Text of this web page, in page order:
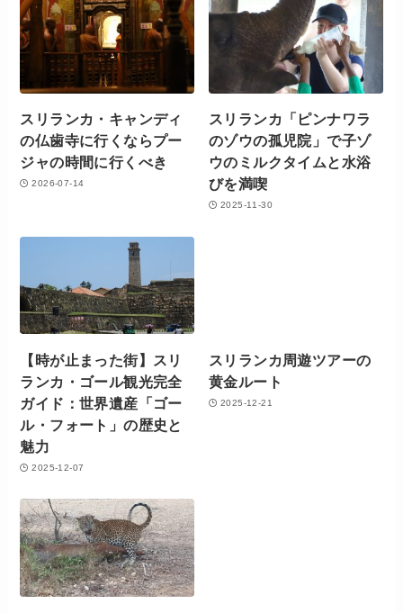
スリランカ・キャンディ
の仏歯寺に行くならプー
ジャの時間に行くべき
2026-07-14
スリランカ「ピンナワラ
のゾウの孤児院」で子ゾ
ウのミルクタイムと水浴
びを満喫
2025-11-30
【時が止まった街】スリ
ランカ・ゴール観光完全
ガイド：世界遺産「ゴー
ル・フォート」の歴史と
魅力
2025-12-07
スリランカ周遊ツアーの
黄金ルート
2025-12-21